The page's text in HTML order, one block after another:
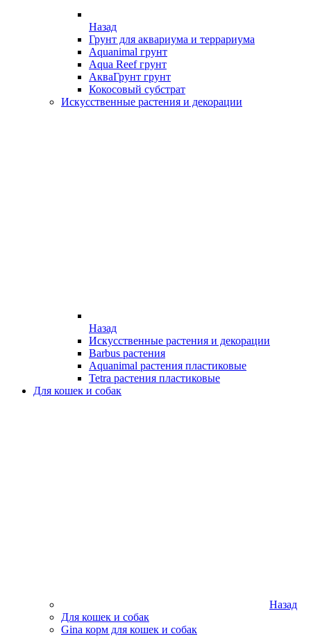
Назад
Грунт для аквариума и террариума
Aquanimal грунт
Aqua Reef грунт
АкваГрунт грунт
Кокосовый субстрат
Искусственные растения и декорации
Назад
Искусственные растения и декорации
Barbus растения
Aquanimal растения пластиковые
Tetra растения пластиковые
Для кошек и собак
Назад
Для кошек и собак
Gina корм для кошек и собак